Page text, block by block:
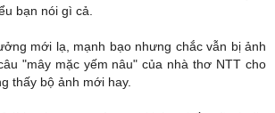
bạn nói gì cả.
mới lạ, mạnh bạo nhưng chắc vẫn bị ảnh
"mây mặc yếm nâu" của nhà thơ NTT cho
thấy bộ ảnh mới hay.